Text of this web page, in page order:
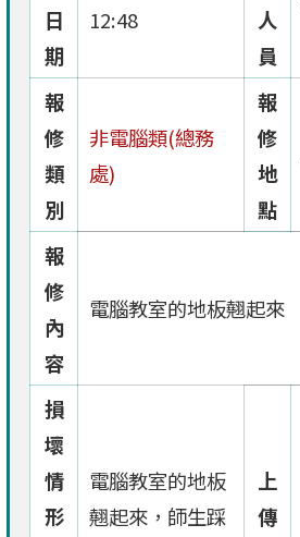
日
期
12:48
人
員
報
修
類
別
非電腦類(總務
處)
報
修
地
點
報
修
內
容
電腦教室的地板翹起來
損
壞
情
形
電腦教室的地板
翹起來，師生踩
上
傳